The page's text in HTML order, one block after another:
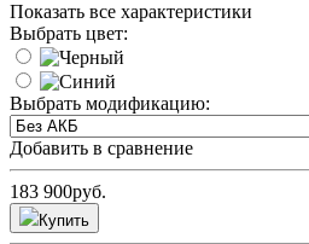
Показать все характеристики
Выбрать цвет:
Выбрать модификацию:
Добавить в сравнение
183 900руб.
Купить